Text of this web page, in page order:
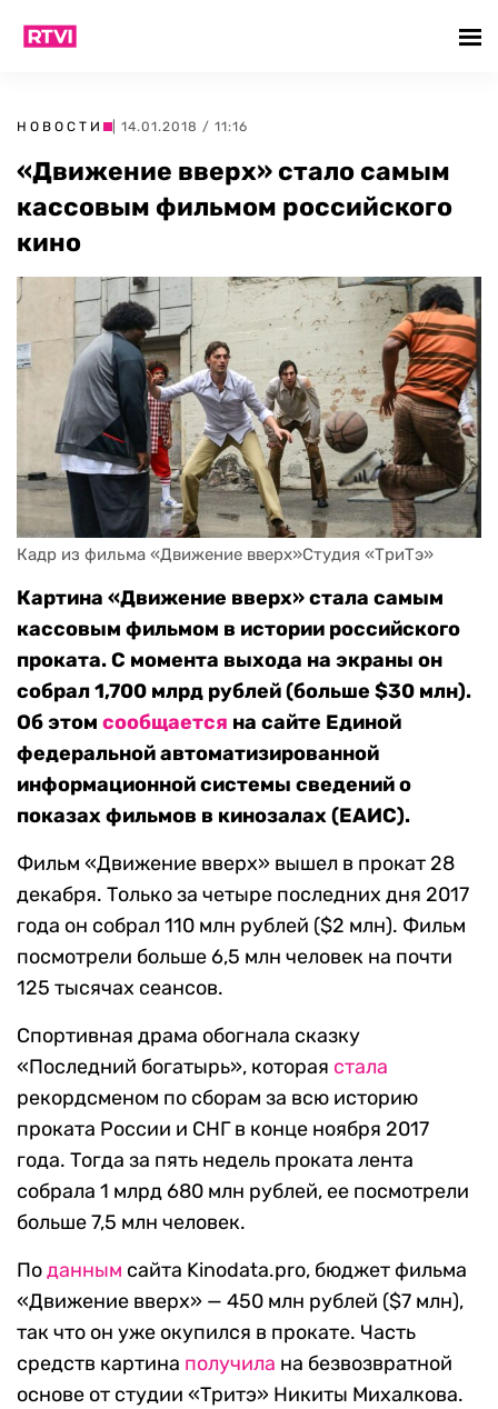
НОВОСТИ | 14.01.2018 / 11:16
«Движение вверх» стало самым
кассовым фильмом российского
кино
Кадр из фильма «Движение вверх»Студия «ТриТэ»
Картина «Движение вверх» стала самым
кассовым фильмом в истории российского
проката. С момента выхода на экраны он
собрал 1,700 млрд рублей (больше $30 млн).
Об этом сообщается на сайте Единой
федеральной автоматизированной
информационной системы сведений о
показах фильмов в кинозалах (ЕАИС).
Фильм «Движение вверх» вышел в прокат 28
декабря. Только за четыре последних дня 2017
года он собрал 110 млн рублей ($2 млн). Фильм
посмотрели больше 6,5 млн человек на почти
125 тысячах сеансов.
Спортивная драма обогнала сказку
«Последний богатырь», которая стала
рекордсменом по сборам за всю историю
проката России и СНГ в конце ноября 2017
года. Тогда за пять недель проката лента
собрала 1 млрд 680 млн рублей, ее посмотрели
больше 7,5 млн человек.
Поданным сайта Kinodata.pro, бюджет фильма
«Движение вверх» — 450 млн рублей ($7 млн),
так что он уже окупился в прокате. Часть
средств картина получила на безвозвратной
основе от студии «Тритэ» Никиты Михалкова.